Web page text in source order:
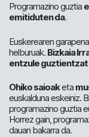
Programazino guztia
emitiduten da.
Euskerearen
helburuak. Bizkaia
entzule
Ohiko saioaketa
euskalduna eskeiniz.
programazino guztia
Horrez gain,
dauan bakarra da.